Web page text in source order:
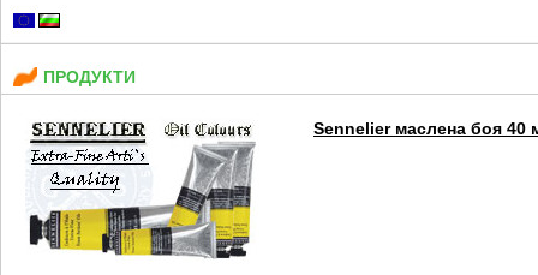
ПРОДУКТИ
Sennelier маслена боя 40